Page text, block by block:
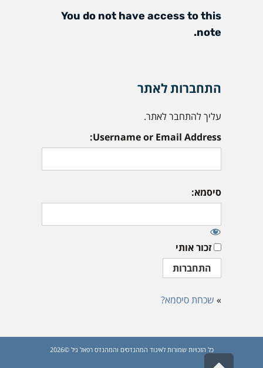
You do not have access to this
note.
התחברות לאתר
עליך להתחבר לאתר.
Username or Email Address:
סיסמא:
זכור אותי
» שכחת סיסמא?
כל הזכויות שמורות לאיגוד המהנדסים והמהנדס רפאל גיל ©2026